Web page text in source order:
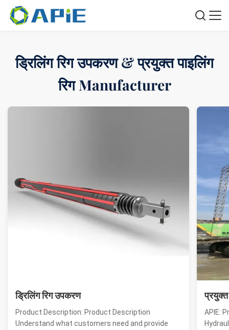
ड्रिलिंग रिग उपकरण & प्रयुक्त पाइलिंग
रिग Manufacturer
ड्रिलिंग रिग उपकरण
Product Description: Product Description
Understand what customers need and provide
प्रयुक्त
APIE: